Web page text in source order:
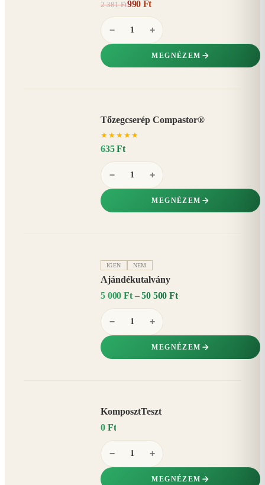
2 381 Ft990 Ft
− +
MEGNÉZEM
Tőzegcserép Compastor®
★ ★ ★ ★ ★
635 Ft
− +
MEGNÉZEM
IGEN NEM
Ajándékutalvány
5 000 Ft – 50 500 Ft
− +
MEGNÉZEM
KomposztTeszt
0 Ft
− +
MEGNÉZEM